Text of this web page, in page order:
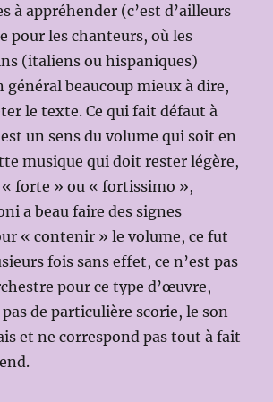
à appréhender (c’est d’ailleurs
pour les chanteurs, où les
(italiens ou hispaniques)
général beaucoup mieux à dire,
le texte. Ce qui fait défaut à
un sens du volume qui soit en
musique qui doit rester légère,
« forte » ou « fortissimo »,
a beau faire des signes
« contenir » le volume, ce fut
fois sans effet, ce n’est pas
pour ce type d’œuvre,
pas de particulière scorie, le son
et ne correspond pas tout à fait